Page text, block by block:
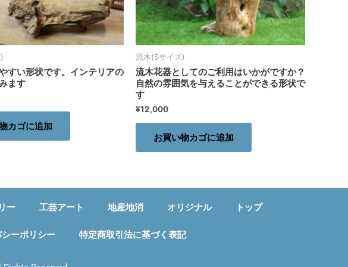
すい形状です。インテリアの
ます
カゴに追加
流木(Sサイズ)
流木花器としてのご利用はいかがですか？
自然の雰囲気を与えることができる形状で
す
¥12,000
お買い物カゴに追加
ー 工芸アート 地産地消 オリジナル トップ
ーポリシー 特定商取引法に基づく表記